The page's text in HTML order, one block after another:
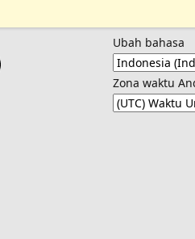
Ubah bahasa
Zona waktu